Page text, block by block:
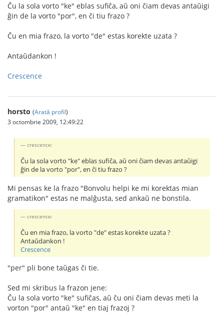
Ĉu la sola vorto "ke" eblas sufiĉa, aŭ oni ĉiam devas antaŭigi
ĝin de la vorto "por", en ĉi tiu frazo ?
Ĉu en mia frazo, la vorto "de" estas korekte uzata ?
Antaŭdankon !
Crescence
horsto (Arată profil)
3 octombrie 2009, 12:49:22
crescence:
Ĉu la sola vorto "ke" eblas sufiĉa, aŭ oni ĉiam devas antaŭigi
ĝin de la vorto "por", en ĉi tiu frazo ?
Mi pensas ke la frazo "Bonvolu helpi ke mi korektas mian
gramatikon" estas ne malĝusta, sed ankaŭ ne bonstila.
crescence:
Ĉu en mia frazo, la vorto "de" estas korekte uzata ?
Antaŭdankon !
Crescence
"per" pli bone taŭgas ĉi tie.
Sed mi skribus la frazon jene:
Ĉu la sola vorto "ke" sufiĉas, aŭ ĉu oni ĉiam devas meti la
vorton "por" antaŭ "ke" en tiaj frazoj ?